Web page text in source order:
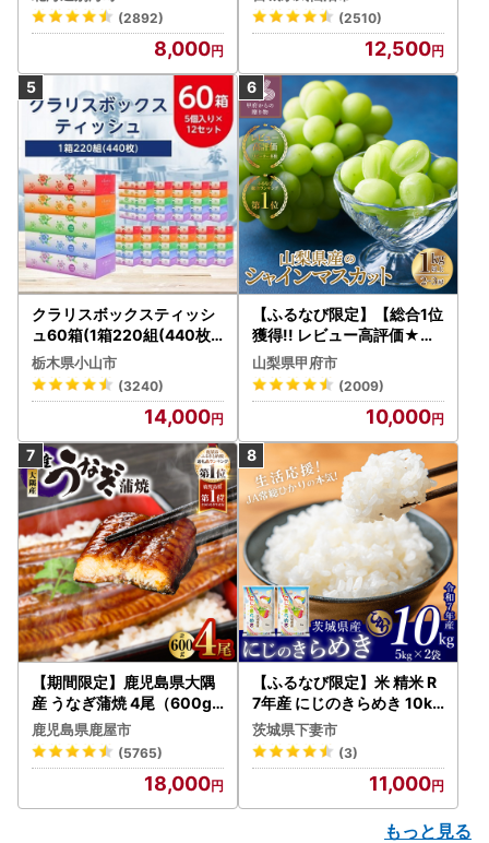
冷凍 ）
(2892)
8,000
(2510)
12,500
クラリスボックスティッシ
ュ60箱(1箱220組(440枚))
(5個入り×12セット)【配送
不可地域：離島・沖縄県】
【1256759】
栃木県小山市
(3240)
14,000
【ふるなび限定】【総合1位
獲得!! レビュー高評価★】
〈2026年度配送分〉山梨
県産 シャインマスカット 2
～3房（1.0kg以上）シャイ
ン フルーツ FN-Limited-S
P
山梨県甲府市
(2009)
10,000
【期間限定】鹿児島県大隅
産 うなぎ蒲焼 4尾（600g
） KN007-004-04-cp18
うなぎ 鰻 魚 惣菜 総菜
鹿児島県鹿屋市
(5765)
18,000
【ふるなび限定】米 精米 R
7年産 にじのきらめき 10kg
10月 FN-Limited-PR
茨城県下妻市
(3)
11,000
もっと見る